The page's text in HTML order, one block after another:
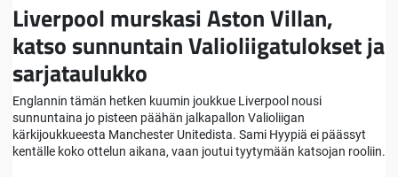
Liverpool murskasi Aston Villan,
katso sunnuntain Valioliigatulokset ja
sarjataulukko
Englannin tämän hetken kuumin joukkue Liverpool nousi
sunnuntaina jo pisteen päähän jalkapallon Valioliigan
kärkijoukkueesta Manchester Unitedista. Sami Hyypiä ei päässyt
kentälle koko ottelun aikana, vaan joutui tyytymään katsojan rooliin.